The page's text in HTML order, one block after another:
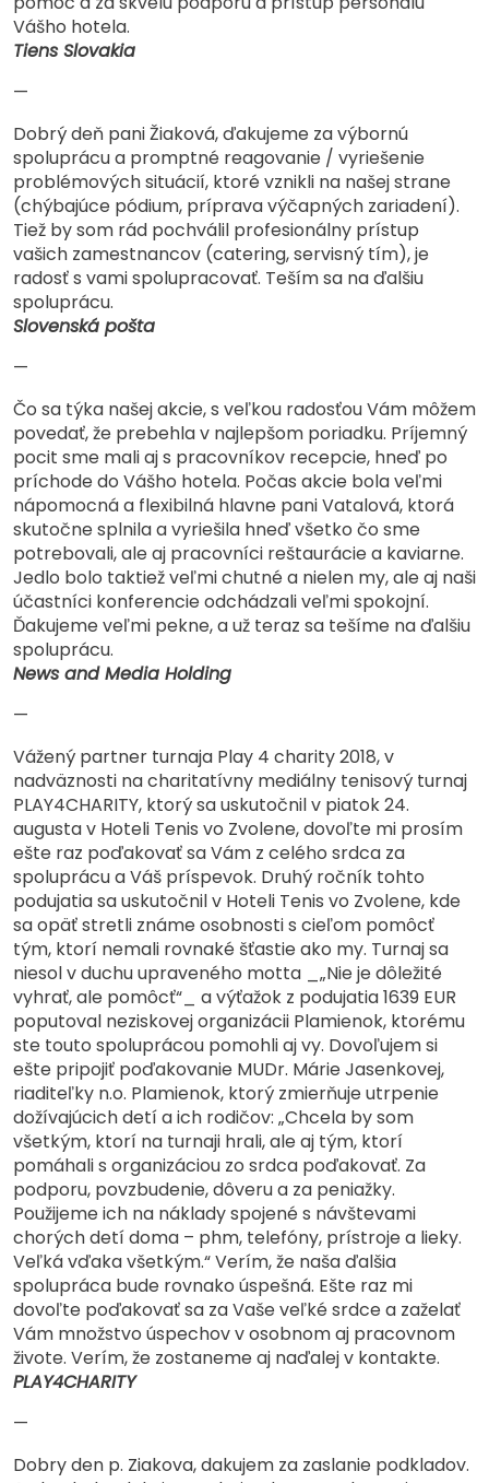
Vášho hotela.
Tiens Slovakia
—
Dobrý deň pani Žiaková, ďakujeme za výbornú
spoluprácu a promptné reagovanie / vyriešenie
problémových situácií, ktoré vznikli na našej strane
(chýbajúce pódium, príprava výčapných zariadení).
Tiež by som rád pochválil profesionálny prístup
vašich zamestnancov (catering, servisný tím), je
radosť s vami spolupracovať. Teším sa na ďalšiu
spoluprácu.
Slovenská pošta
—
Čo sa týka našej akcie, s veľkou radosťou Vám môžem
povedať, že prebehla v najlepšom poriadku. Príjemný
pocit sme mali aj s pracovníkov recepcie, hneď po
príchode do Vášho hotela. Počas akcie bola veľmi
nápomocná a flexibilná hlavne pani Vatalová, ktorá
skutočne splnila a vyriešila hneď všetko čo sme
potrebovali, ale aj pracovníci reštaurácie a kaviarne.
Jedlo bolo taktiež veľmi chutné a nielen my, ale aj naši
účastníci konferencie odchádzali veľmi spokojní.
Ďakujeme veľmi pekne, a už teraz sa tešíme na ďalšiu
spoluprácu.
News and Media Holding
—
Vážený partner turnaja Play 4 charity 2018, v
nadväznosti na charitatívny mediálny tenisový turnaj
PLAY4CHARITY, ktorý sa uskutočnil v piatok 24.
augusta v Hoteli Tenis vo Zvolene, dovoľte mi prosím
ešte raz poďakovať sa Vám z celého srdca za
spoluprácu a Váš príspevok. Druhý ročník tohto
podujatia sa uskutočnil v Hoteli Tenis vo Zvolene, kde
sa opäť stretli známe osobnosti s cieľom pomôcť
tým, ktorí nemali rovnaké šťastie ako my. Turnaj sa
niesol v duchu upraveného motta _„Nie je dôležité
vyhrať, ale pomôcť“_ a výťažok z podujatia 1639 EUR
poputoval neziskovej organizácii Plamienok, ktorému
ste touto spoluprácou pomohli aj vy. Dovoľujem si
ešte pripojiť poďakovanie MUDr. Márie Jasenkovej,
riaditeľky n.o. Plamienok, ktorý zmierňuje utrpenie
dožívajúcich detí a ich rodičov: „Chcela by som
všetkým, ktorí na turnaji hrali, ale aj tým, ktorí
pomáhali s organizáciou zo srdca poďakovať. Za
podporu, povzbudenie, dôveru a za peniažky.
Použijeme ich na náklady spojené s návštevami
chorých detí doma – phm, telefóny, prístroje a lieky.
Veľká vďaka všetkým.“ Verím, že naša ďalšia
spolupráca bude rovnako úspešná. Ešte raz mi
dovoľte poďakovať sa za Vaše veľké srdce a zaželať
Vám množstvo úspechov v osobnom aj pracovnom
živote. Verím, že zostaneme aj naďalej v kontakte.
PLAY4CHARITY
—
Dobry den p. Ziakova, dakujem za zaslanie podkladov.